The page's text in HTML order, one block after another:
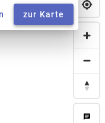
chat
zur Karte